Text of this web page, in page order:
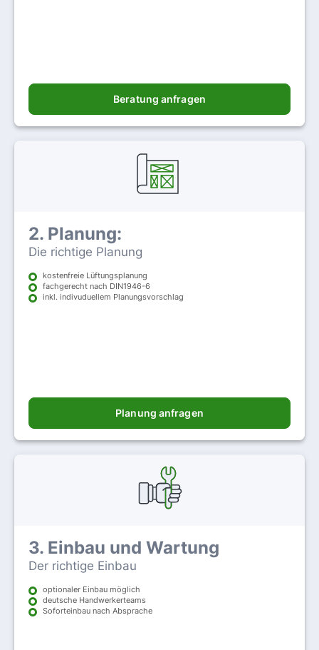
Beratung anfragen
2. Planung:
Die richtige Planung
kostenfreie Lüftungsplanung
fachgerecht nach DIN1946-6
inkl. indivuduellem Planungsvorschlag
Planung anfragen
3. Einbau und Wartung
Der richtige Einbau
optionaler Einbau möglich
deutsche Handwerkerteams
Soforteinbau nach Absprache